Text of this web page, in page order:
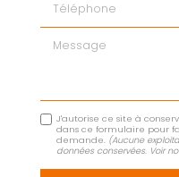
Message
J'autorise ce site à
dans ce formulaire pour
demande. (Aucune
données conservées. Voir